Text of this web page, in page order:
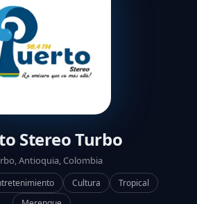
Stereo Turbo
Antioquia, Colombia
Cultura
Tropical